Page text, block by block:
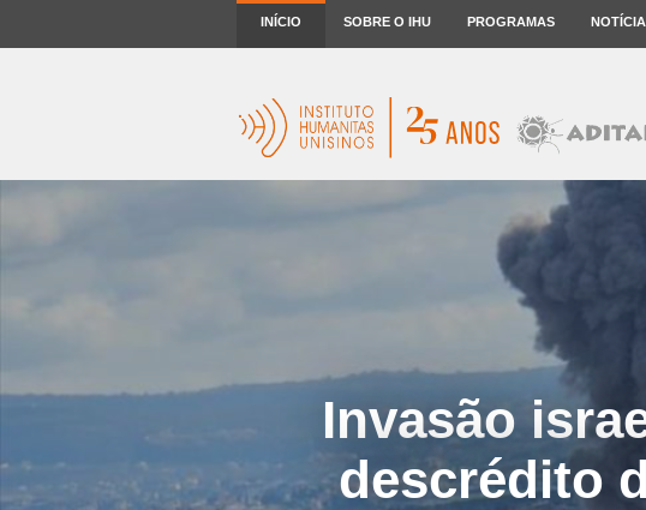
INÍCIO SOBRE O IHU PROGRAMAS
Invasão
descrédito